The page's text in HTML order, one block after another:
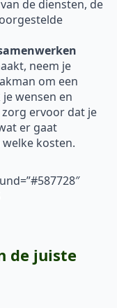
de diensten, de
neem je
om een
wensen en
ervoor dat je
er gaat
kosten.
de juiste